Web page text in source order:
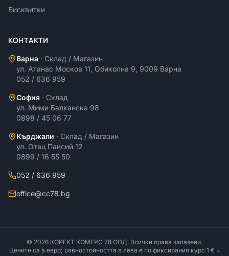
Бисквитки
КОНТАКТИ
Варна · Склад / Магазин
ул. Атанас Москов 11, Обиколна 9, 9009 Варна
052 / 636 959
София · Склад
ул. Мими Балканска 98
0898 / 45 06 77
Кърджали · Склад / Магазин
ул. Отец Паисий 12
0899 / 16 55 50
052 / 636 959
office@cc78.bg
© 2026 КОРЕКТ КОМЕРС 78 ООД. Всички права запазени.
Цените са в евро; равностойността в лева е по фиксирания курс 1 € =